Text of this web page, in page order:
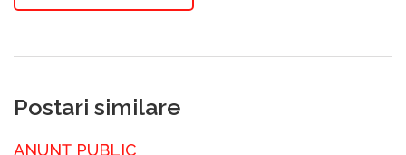
Postari similare
ANUNȚ PUBLIC